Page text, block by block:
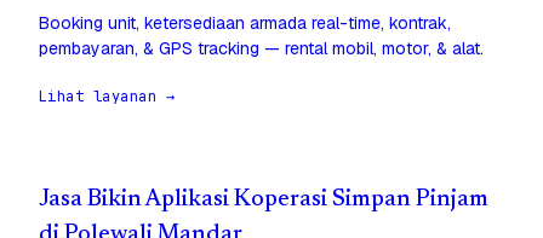
Booking unit, ketersediaan armada real-time, kontrak,
pembayaran, & GPS tracking — rental mobil, motor, & alat.
Lihat layanan →
Jasa Bikin Aplikasi Koperasi Simpan Pinjam